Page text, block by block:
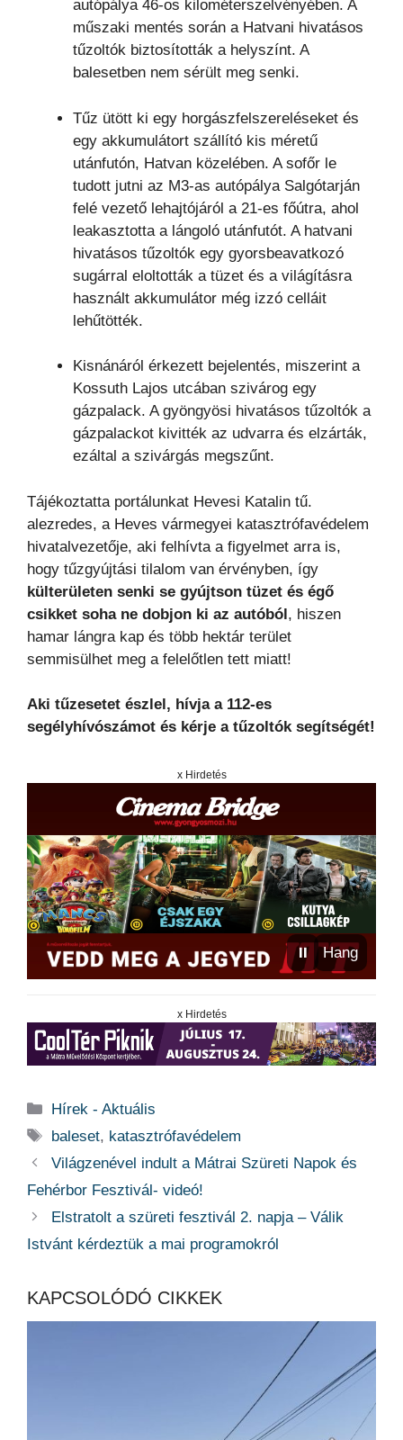
autópálya 46-os kilométerszelvényében. A
műszaki mentés során a Hatvani hivatásos
tűzoltók biztosították a helyszínt. A
balesetben nem sérült meg senki.
Tűz ütött ki egy horgászfelszereléseket és
egy akkumulátort szállító kis méretű
utánfutón, Hatvan közelében. A sofőr le
tudott jutni az M3-as autópálya Salgótarján
felé vezető lehajtójáról a 21-es főútra, ahol
leakasztotta a lángoló utánfutót. A hatvani
hivatásos tűzoltók egy gyorsbeavatkozó
sugárral eloltották a tüzet és a világításra
használt akkumulátor még izzó celláit
lehűtötték.
Kisnánáról érkezett bejelentés, miszerint a
Kossuth Lajos utcában szivárog egy
gázpalack. A gyöngyösi hivatásos tűzoltók a
gázpalackot kivitték az udvarra és elzárták,
ezáltal a szivárgás megszűnt.
Tájékoztatta portálunkat Hevesi Katalin tű.
alezredes, a Heves vármegyei katasztrófavédelem
hivatalvezetője, aki felhívta a figyelmet arra is,
hogy tűzgyújtási tilalom van érvényben, így
külterületen senki se gyújtson tüzet és égő
csikket soha ne dobjon ki az autóból, hiszen
hamar lángra kap és több hektár terület
semmisülhet meg a felelőtlen tett miatt!
Aki tűzesetet észlel, hívja a 112-es
segélyhívószámot és kérje a tűzoltók segítségét!
x Hirdetés
⏸ Hang
x Hirdetés
Kategória
Hírek - Aktuális
Címkék
baleset, katasztrófavédelem
Világzenével indult a Mátrai Szüreti Napok és
Fehérbor Fesztivál- videó!
Elstratolt a szüreti fesztivál 2. napja – Válik
Istvánt kérdeztük a mai programokról
KAPCSOLÓDÓ CIKKEK